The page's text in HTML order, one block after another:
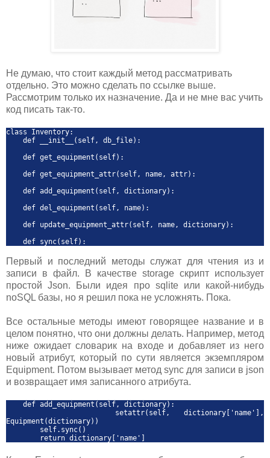
Не думаю, что стоит каждый метод рассматривать
отдельно. Это можно сделать по ссылке выше.
Рассмотрим только их назначение. Да и не мне вас учить
код писать так-то.
class Inventory:
def __init__(self, db_file):
def get_equipment(self):
def get_equipment_attr(self, name, attr):
def add_equipment(self, dictionary):
def del_equipment(self, name):
def update_equipment_attr(self, name, dictionary):
def sync(self):
Первый и последний методы служат для чтения из и
записи в файл. В качестве storage скрипт использует
простой Json. Были идея про sqlite или какой-нибудь
noSQL базы, но я решил пока не усложнять. Пока.
Все остальные методы имеют говорящее название и в
целом понятно, что они должны делать. Например, метод
ниже ожидает словарик на входе и добавляет из него
новый атрибут, который по сути является экземпляром
Equipment. Потом вызывает метод sync для записи в json
и возвращает имя записанного атрибута.
def add_equipment(self, dictionary):
setattr(self, dictionary['name'],
Equipment(dictionary))
self.sync()
return dictionary['name']